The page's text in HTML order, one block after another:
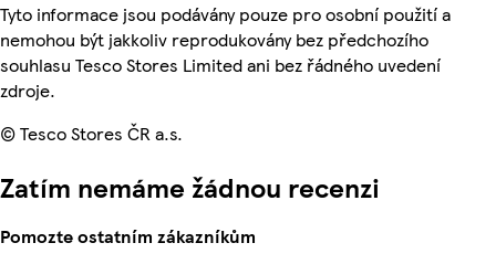
Tyto informace jsou podávány pouze pro osobní použití a
nemohou být jakkoliv reprodukovány bez předchozího
souhlasu Tesco Stores Limited ani bez řádného uvedení
zdroje.
© Tesco Stores ČR a.s.
Zatím nemáme žádnou recenzi
Pomozte ostatním zákazníkům